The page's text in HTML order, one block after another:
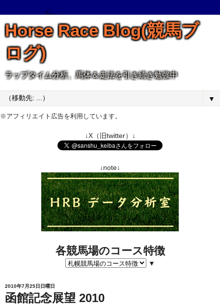
Horse Race Blog(競馬ブ
ログ)
ラップタイム分析、馬体＆走法を引き続き勉強中
▼
※アフィリエイト広告を利用しています。
↓X（旧twitter）↓
↓note↓
各競馬場のコース特徴
▼
2010年7月25日日曜日
函館記念展望 2010